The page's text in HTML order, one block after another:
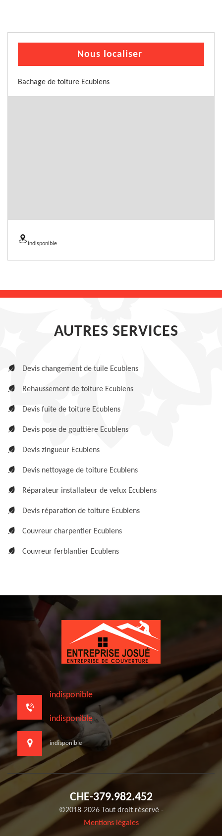
Nous localiser
Bachage de toiture Ecublens
indisponible
AUTRES SERVICES
Devis changement de tuile Ecublens
Rehaussement de toiture Ecublens
Devis fuite de toiture Ecublens
Devis pose de gouttière Ecublens
Devis zingueur Ecublens
Devis nettoyage de toiture Ecublens
Réparateur installateur de velux Ecublens
Devis réparation de toiture Ecublens
Couvreur charpentier Ecublens
Couvreur ferblantier Ecublens
indisponible
indisponible
indisponible
CHE-379.982.452
©2018-2026 Tout droit réservé -
Mentions légales